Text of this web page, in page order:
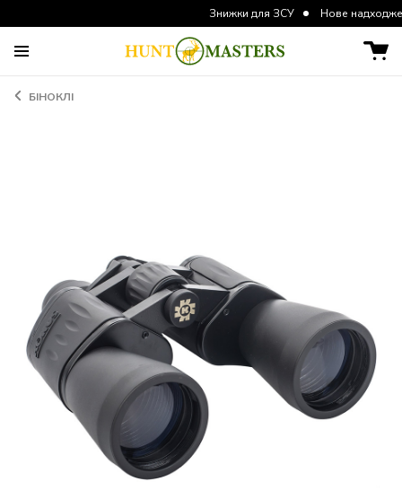
Знижки для ЗСУ Нове надходження
БІНОКЛІ